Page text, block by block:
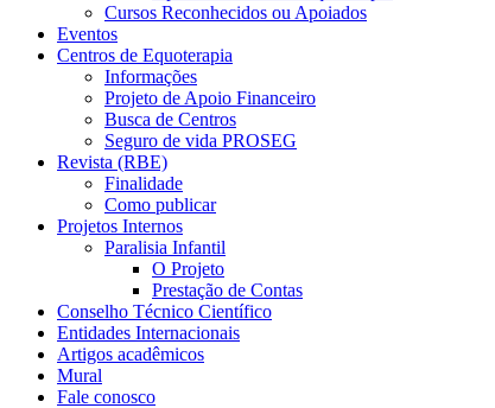
Cursos Reconhecidos ou Apoiados
Eventos
Centros de Equoterapia
Informações
Projeto de Apoio Financeiro
Busca de Centros
Seguro de vida PROSEG
Revista (RBE)
Finalidade
Como publicar
Projetos Internos
Paralisia Infantil
O Projeto
Prestação de Contas
Conselho Técnico Científico
Entidades Internacionais
Artigos acadêmicos
Mural
Fale conosco